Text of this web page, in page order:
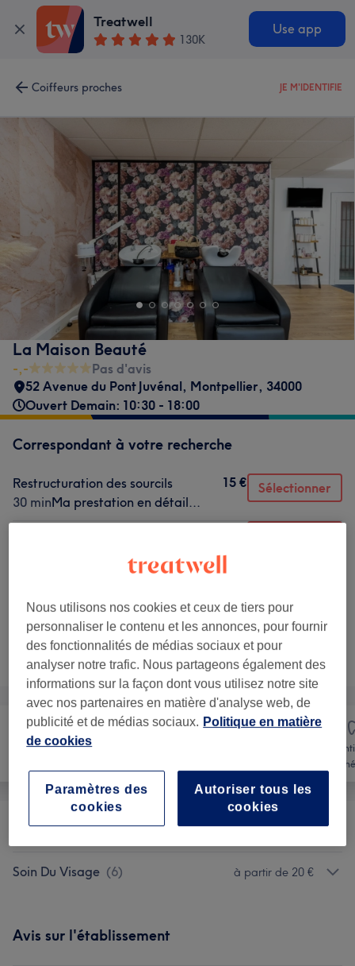
Treatwell
130K
Use app
Coiffeurs proches JE M'IDENTIFIE
La Maison Beauté
-,-
Pas d'avis
52 Avenue du Pont Juvénal, Montpellier, 34000
Ouvert Demain: 10:30 - 18:00
Correspondant à votre recherche
Restructuration des sourcils
30 minMa prestation en détail...
15 € Sélectionner
15 €
Ce n'est pas ce que vous recherchiez ?
Recherchez dans notre liste de prestations
Soin Du Visage (6) à partir de 20 €
Avis sur l'établissement
Nous utilisons nos cookies et ceux de tiers pour
personnaliser le contenu et les annonces, pour fournir
des fonctionnalités de médias sociaux et pour
analyser notre trafic. Nous partageons également des
informations sur la façon dont vous utilisez notre site
avec nos partenaires en matière d'analyse web, de
publicité et de médias sociaux. Politique en matière
de cookies
Autoriser tous les
cookies
Paramètres des
cookies